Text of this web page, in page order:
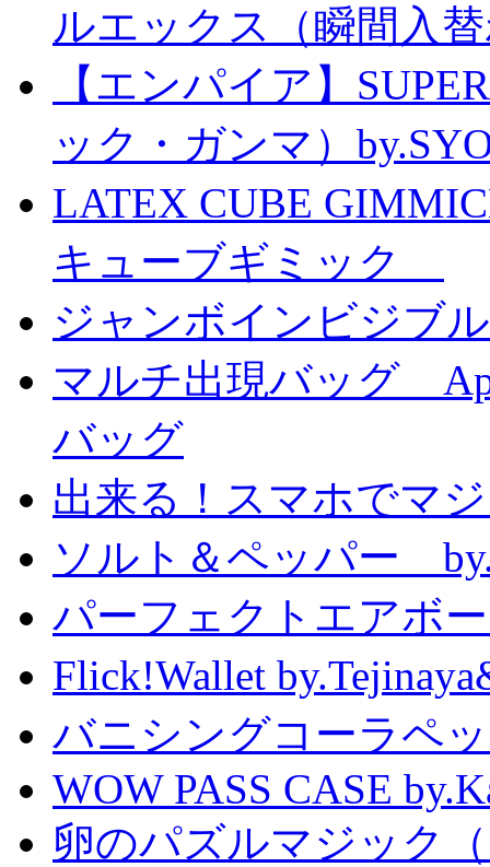
ルエックス（瞬間入
【エンパイア】
ック・ガンマ）
LATEX CUBE
キューブギミック
ジャンボインビジブ
マルチ出現バッグ
バッグ
出来る！スマホでマ
ソルト＆ペッパー
パーフェクトエアボ
Flick!Wallet
バニシングコーラペ
WOW PASS CASE
卵のパズルマジック